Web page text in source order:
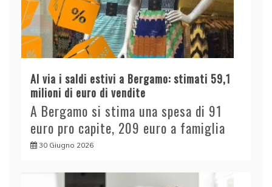
Al via i saldi estivi a Bergamo: stimati 59,1
milioni di euro di vendite
A Bergamo si stima una spesa di 91
euro pro capite, 209 euro a famiglia
30 Giugno 2026